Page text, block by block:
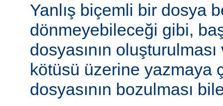
Yanlış biçemli bir dosya
dönmeyebileceği gibi,
dosyasının
kötüsü üzerine yazmaya
dosyasının bozulması